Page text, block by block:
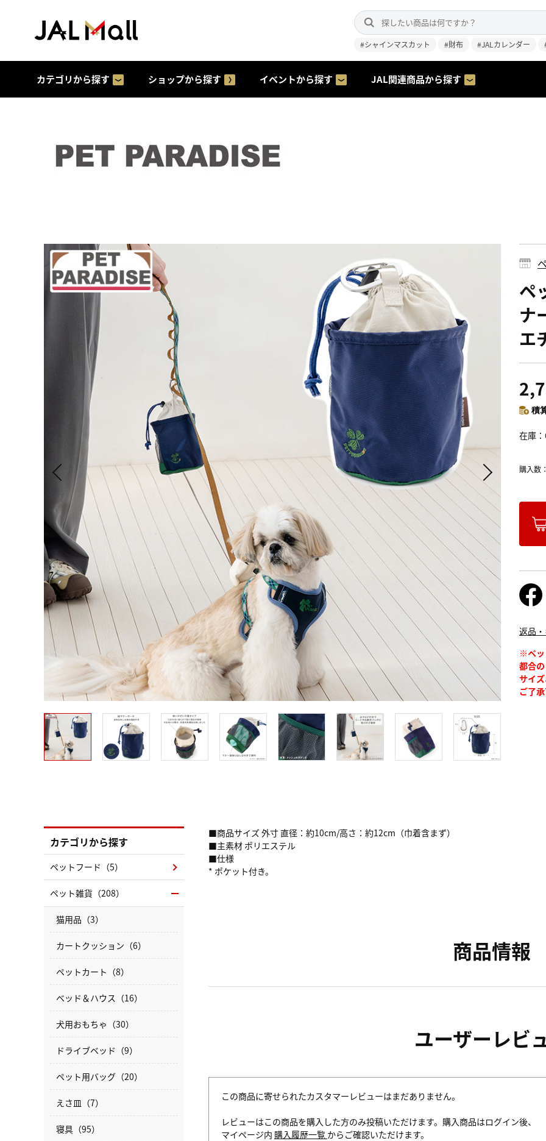
#シャインマスカット #財布 #JALカレンダー
カテゴリから探す ショップから探す イベントから探す JAL関連商品から探す
ペ
ナ
エ
積
在庫
購入数
返品
※ペッ
都合
サイ
ご了
■商品サイズ 外寸 直径：約10cm/高さ：約12cm（巾着含まず）
■主素材 ポリエステル
■仕様
* ポケット付き。
商品情報
ユーザーレビ
この商品に寄せられたカスタマーレビューはまだありません。
レビューはこの商品を購入した方のみ投稿いただけます。購入商品はログイン後、
マイページ内 購入履歴一覧 からご確認いただけます。
カテゴリから探す
ペットフード（5）
ペット雑貨（208）
猫用品（3）
カートクッション（6）
ペットカート（8）
ベッド＆ハウス（16）
犬用おもちゃ（30）
ドライブベッド（9）
ペット用バッグ（20）
えさ皿（7）
寝具（95）